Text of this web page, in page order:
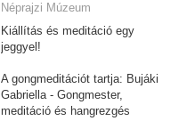
Néprajzi Múzeum
Kiállítás és meditáció egy
jeggyel!
A gongmeditációt tartja: Bujáki
Gabriella - Gongmester,
meditáció és hangrezgés